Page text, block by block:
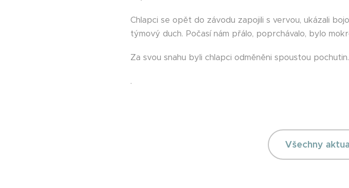
Chlapci se opět do závodu zapojili s vervou, ukázali
týmový duch. Počasí nám přálo, poprchávalo, bylo
Za svou snahu byli chlapci odměněni spoustou
.
Všechny